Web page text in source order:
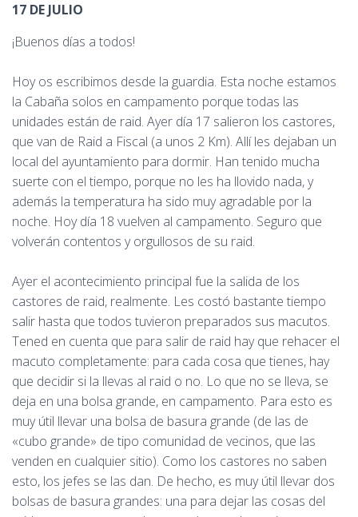
17 DE JULIO
¡Buenos días a todos!
Hoy os escribimos desde la guardia. Esta noche estamos
la Cabaña solos en campamento porque todas las
unidades están de raid. Ayer día 17 salieron los castores,
que van de Raid a Fiscal (a unos 2 Km). Allí les dejaban un
local del ayuntamiento para dormir. Han tenido mucha
suerte con el tiempo, porque no les ha llovido nada, y
además la temperatura ha sido muy agradable por la
noche. Hoy día 18 vuelven al campamento. Seguro que
volverán contentos y orgullosos de su raid.
Ayer el acontecimiento principal fue la salida de los
castores de raid, realmente. Les costó bastante tiempo
salir hasta que todos tuvieron preparados sus macutos.
Tened en cuenta que para salir de raid hay que rehacer el
macuto completamente: para cada cosa que tienes, hay
que decidir si la llevas al raid o no. Lo que no se lleva, se
deja en una bolsa grande, en campamento. Para esto es
muy útil llevar una bolsa de basura grande (de las de
«cubo grande» de tipo comunidad de vecinos, que las
venden en cualquier sitio). Como los castores no saben
esto, los jefes se las dan. De hecho, es muy útil llevar dos
bolsas de basura grandes: una para dejar las cosas del